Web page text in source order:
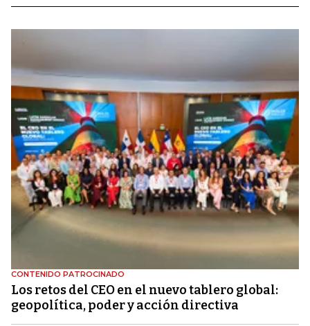
CONTENIDO PATROCINADO
Los retos del CEO en el nuevo tablero global:
geopolítica, poder y acción directiva